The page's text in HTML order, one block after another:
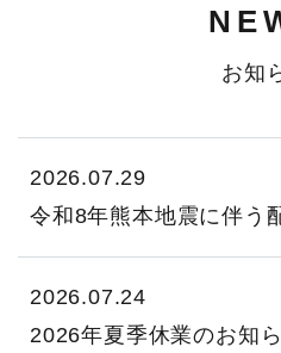
お知
2026.07.29
令和8年熊本地震に伴う
2026.07.24
2026年夏季休業のお知